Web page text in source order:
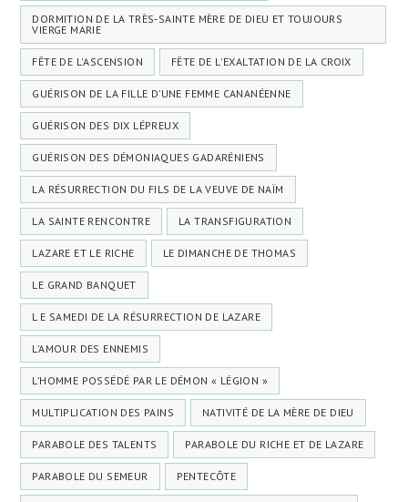
DORMITION DE LA TRÈS-SAINTE MÈRE DE DIEU ET TOUJOURS
VIERGE MARIE
FÊTE DE L'ASCENSION FÊTE DE L'EXALTATION DE LA CROIX
GUÉRISON DE LA FILLE D’UNE FEMME CANANÉENNE
GUÉRISON DES DIX LÉPREUX
GUÉRISON DES DÉMONIAQUES GADARÉNIENS
LA RÉSURRECTION DU FILS DE LA VEUVE DE NAÏM
LA SAINTE RENCONTRE LA TRANSFIGURATION
LAZARE ET LE RICHE LE DIMANCHE DE THOMAS
LE GRAND BANQUET
L E SAMEDI DE LA RÉSURRECTION DE LAZARE
L’AMOUR DES ENNEMIS
L’HOMME POSSÉDÉ PAR LE DÉMON « LÉGION »
MULTIPLICATION DES PAINS NATIVITÉ DE LA MÈRE DE DIEU
PARABOLE DES TALENTS PARABOLE DU RICHE ET DE LAZARE
PARABOLE DU SEMEUR PENTECÔTE